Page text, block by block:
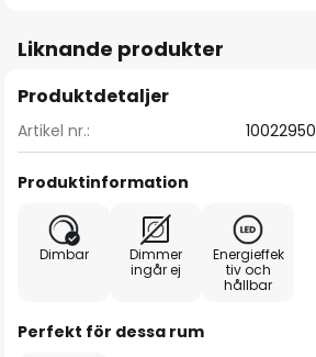
Liknande produkter
Produktdetaljer
Artikel nr.: 10022950
Produktinformation
Dimbar
Dimmer
ingår ej
Energieffek
tiv och
hållbar
Perfekt för dessa rum